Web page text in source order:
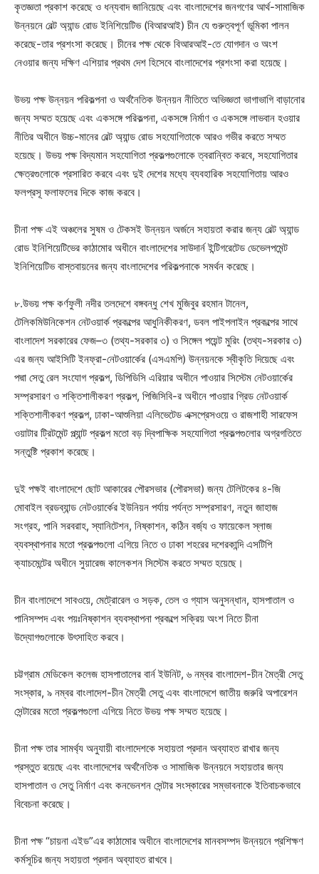
কৃতজ্ঞতা প্রকাশ করেছে ও ধন্যবাদ জানিয়েছে এবং বাংলাদেশের জনগণের আর্থ-সামাজিক
উন্নয়নে বেল্ট অ্যান্ড রোড ইনিশিয়েটিভ (বিআরআই) চীন যে গুরুত্বপূর্ণ ভূমিকা পালন
করেছে-তার প্রশংসা করেছে। চীনের পক্ষ থেকে বিআরআই-তে যোগদান ও অংশ
নেওয়ার জন্য দক্ষিণ এশিয়ার প্রথম দেশ হিসেবে বাংলাদেশের প্রশংসা করা হয়েছে।
উভয় পক্ষ উন্নয়ন পরিকল্পনা ও অর্থনৈতিক উন্নয়ন নীতিতে অভিজ্ঞতা ভাগাভাগি বাড়ানোর
জন্য সম্মত হয়েছে এবং একসঙ্গে পরিকল্পনা, একসঙ্গে নির্মাণ ও একসঙ্গে লাভবান হওয়ার
নীতির অধীনে উচ্চ-মানের বেল্ট অ্যান্ড রোড সহযোগিতাকে আরও গভীর করতে সম্মত
হয়েছে। উভয় পক্ষ বিদ্যমান সহযোগিতা প্রকল্পগুলোকে ত্বরান্বিত করবে, সহযোগিতার
ক্ষেত্রগুলোকে প্রসারিত করবে এবং দুই দেশের মধ্যে ব্যবহারিক সহযোগিতায় আরও
ফলপ্রসূ ফলাফলের দিকে কাজ করবে।
চীনা পক্ষ এই অঞ্চলের সুষম ও টেকসই উন্নয়ন অর্জনে সহায়তা করার জন্য বেল্ট অ্যান্ড
রোড ইনিশিয়েটিভের কাঠামোর অধীনে বাংলাদেশের সাউদার্ন ইন্টিগরেটেড ডেভেলপমেন্ট
ইনিশিয়েটিভ বাস্তবায়নের জন্য বাংলাদেশের পরিকল্পনাকে সমর্থন করেছে।
৮.উভয় পক্ষ কর্ণফুলী নদীর তলদেশে বঙ্গবন্ধু শেখ মুজিবুর রহমান টানেল,
টেলিকমিউনিকেশন নেটওয়ার্ক প্রকল্পের আধুনিকীকরণ, ডবল পাইপলাইন প্রকল্পের সাথে
বাংলাদেশ সরকারের ফেজ–৩ (তথ্য-সরকার ৩) ও সিঙ্গেল পয়েন্ট মুরিং (তথ্য-সরকার ৩)
এর জন্য আইসিটি ইনফ্রা-নেটওয়ার্কের (এসএমপি) উন্নয়নকে স্বীকৃতি দিয়েছে এবং
পদ্মা সেতু রেল সংযোগ প্রকল্প, ডিপিডিসি এরিয়ার অধীনে পাওয়ার সিস্টেম নেটওয়ার্কের
সম্প্রসারণ ও শক্তিশালীকরণ প্রকল্প, পিজিসিবি-র অধীনে পাওয়ার গ্রিড নেটওয়ার্ক
শক্তিশালীকরণ প্রকল্প, ঢাকা-আশুলিয়া এলিভেটেড এক্সপ্রেসওয়ে ও রাজশাহী সারফেস
ওয়াটার ট্রিটমেন্ট প্ল্যান্ট প্রকল্প মতো বড় দ্বিপাক্ষিক সহযোগিতা প্রকল্পগুলোর অগ্রগতিতে
সন্তুষ্টি প্রকাশ করেছে।
দুই পক্ষই বাংলাদেশে ছোট আকারের পৌরসভার (পৌরসভা) জন্য টেলিটকের ৪-জি
মোবাইল ব্রডব্যান্ড নেটওয়ার্কের ইউনিয়ন পর্যায় পর্যন্ত সম্প্রসারণ, নতুন জাহাজ
সংগ্রহ, পানি সরবরাহ, স্যানিটেশন, নিষ্কাশন, কঠিন বর্জ্য ও ফায়েকেল স্লাজ
ব্যবস্থাপনার মতো প্রকল্পগুলো এগিয়ে নিতে ও ঢাকা শহরের দশেরকান্দি এসটিপি
ক্যাচমেন্টের অধীনে সুয়ারেজ কালেকশন সিস্টেম করতে সম্মত হয়েছে।
চীন বাংলাদেশে সাবওয়ে, মেট্রোরেল ও সড়ক, তেল ও গ্যাস অনুসন্ধান, হাসপাতাল ও
পানিসম্পদ এবং পয়ঃনিষ্কাশন ব্যবস্থাপনা প্রকল্পে সক্রিয় অংশ নিতে চীনা
উদ্যোগগুলোকে উৎসাহিত করবে।
চট্টগ্রাম মেডিকেল কলেজ হাসপাতালের বার্ন ইউনিট, ৬ নম্বর বাংলাদেশ-চীন মৈত্রী সেতু
সংস্কার, ৯ নম্বর বাংলাদেশ-চীন মৈত্রী সেতু এবং বাংলাদেশে জাতীয় জরুরি অপারেশন
সেন্টারের মতো প্রকল্পগুলো এগিয়ে নিতে উভয় পক্ষ সম্মত হয়েছে।
চীনা পক্ষ তার সামর্থ্য অনুযায়ী বাংলাদেশকে সহায়তা প্রদান অব্যাহত রাখার জন্য
প্রস্তুত রয়েছে এবং বাংলাদেশের অর্থনৈতিক ও সামাজিক উন্নয়নে সহায়তার জন্য
হাসপাতাল ও সেতু নির্মাণ এবং কনভেনশন সেন্টার সংস্কারের সম্ভাবনাকে ইতিবাচকভাবে
বিবেচনা করেছে।
চীনা পক্ষ “চায়না এইড”এর কাঠামোর অধীনে বাংলাদেশের মানবসম্পদ উন্নয়নে প্রশিক্ষণ
কর্মসূচির জন্য সহায়তা প্রদান অব্যাহত রাখবে।